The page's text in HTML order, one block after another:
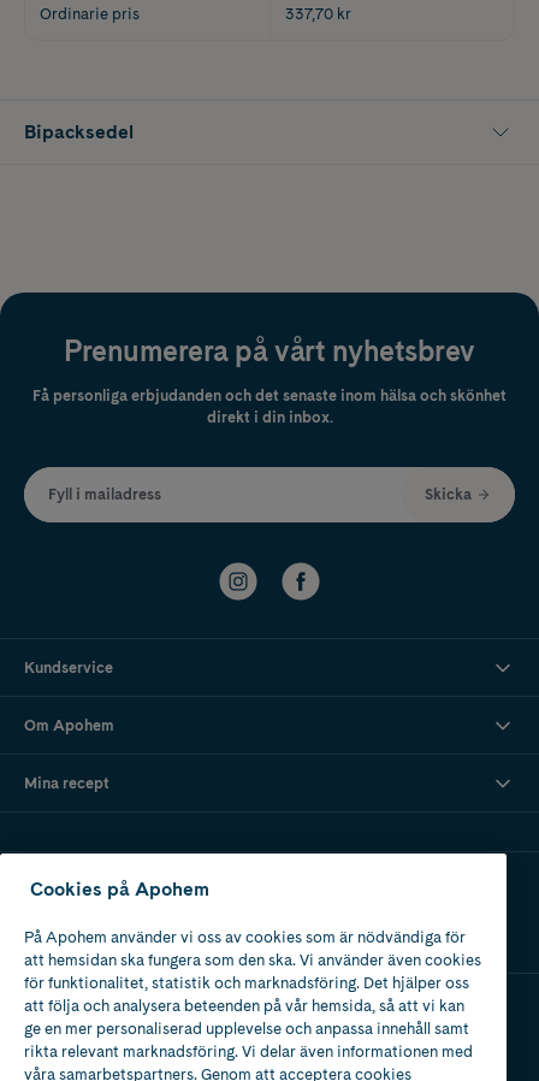
Ordinarie pris 337,70 kr
Bipacksedel
Prenumerera på vårt nyhetsbrev
Få personliga erbjudanden och det senaste inom hälsa och skönhet
direkt i din inbox.
Fyll i mailadress Skicka
Kundservice
Om Apohem
Mina recept
Ladda ner vår app
Apotek med tillstånd
av Läkemedelsverket
Cookies på Apohem
På Apohem använder vi oss av cookies som är nödvändiga för
att hemsidan ska fungera som den ska. Vi använder även cookies
för funktionalitet, statistik och marknadsföring. Det hjälper oss
att följa och analysera beteenden på vår hemsida, så att vi kan
ge en mer personaliserad upplevelse och anpassa innehåll samt
rikta relevant marknadsföring. Vi delar även informationen med
våra samarbetspartners. Genom att acceptera cookies